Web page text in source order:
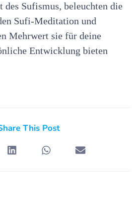
des Sufismus, beleuchten die
Sufi-Meditation und
Mehrwert sie für deine
Entwicklung bieten
This Post